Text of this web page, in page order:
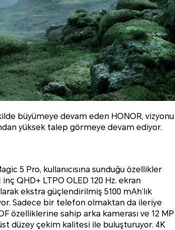
büyümeye devam eden HONOR, vizyonu
yüksek talep görmeye devam ediyor.
5 Pro, kullanıcısına sunduğu özellikler
QHD+ LTPO OLED 120 Hz. ekran
ekstra güçlendirilmiş 5100 mAh’lık
Sadece bir telefon olmaktan da ileriye
özelliklerine sahip arka kamerası ve 12 MP
düzey çekim kalitesi ile buluşturuyor. 4K